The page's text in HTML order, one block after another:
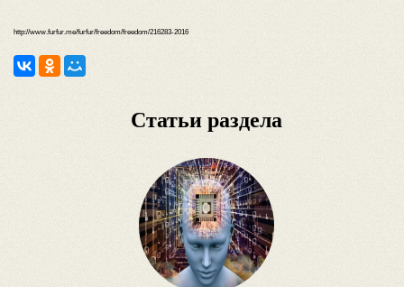
http://www.furfur.me/furfur/freedom/freedom/216283-2016
Статьи раздела